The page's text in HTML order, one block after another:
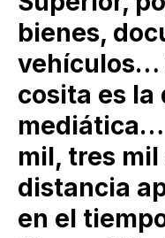
bienes,
vehículos…
cosita es la
mediática…
mil, tres
distancia
en el